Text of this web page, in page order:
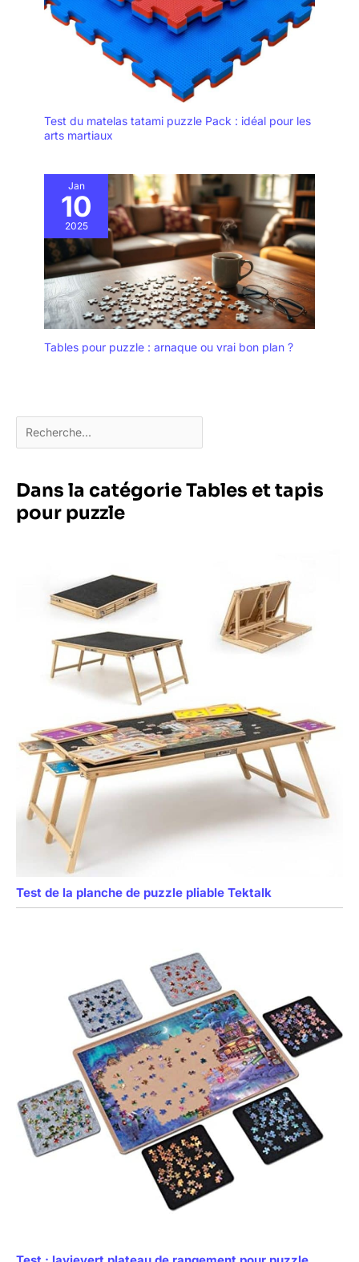
Test du matelas tatami puzzle Pack : idéal pour les
arts martiaux
Jan
10
2025
Tables pour puzzle : arnaque ou vrai bon plan ?
Dans la catégorie Tables et tapis
pour puzzle
Test de la planche de puzzle pliable Tektalk